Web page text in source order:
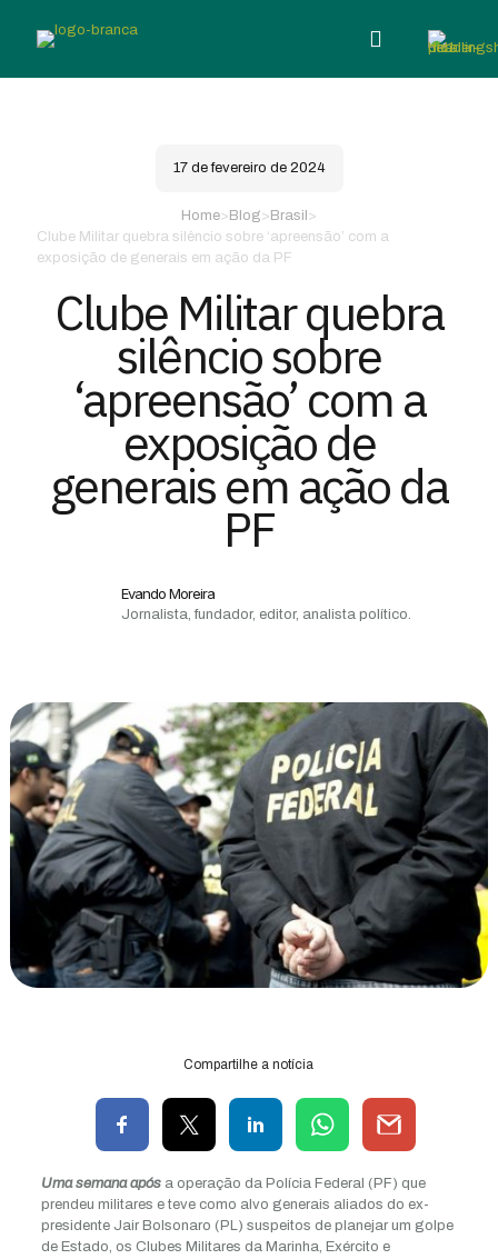
17 de fevereiro de 2024
Home> Blog> Brasil >
Clube Militar quebra silêncio sobre ‘apreensão’ com a
exposição de generais em ação da PF
Clube Militar quebra
silêncio sobre
‘apreensão’ com a
exposição de
generais em ação da
PF
Evando Moreira
Jornalista, fundador, editor, analista político.
Compartilhe a notícia
Uma semana após a operação da Polícia Federal (PF) que
prendeu militares e teve como alvo generais aliados do ex-
presidente Jair Bolsonaro (PL) suspeitos de planejar um golpe
de Estado, os Clubes Militares da Marinha, Exército e